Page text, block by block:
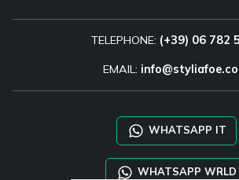
TELEPHONE: (+39) 06 782
EMAIL:
WHATSAPP IT
WHATSAPP WRLD